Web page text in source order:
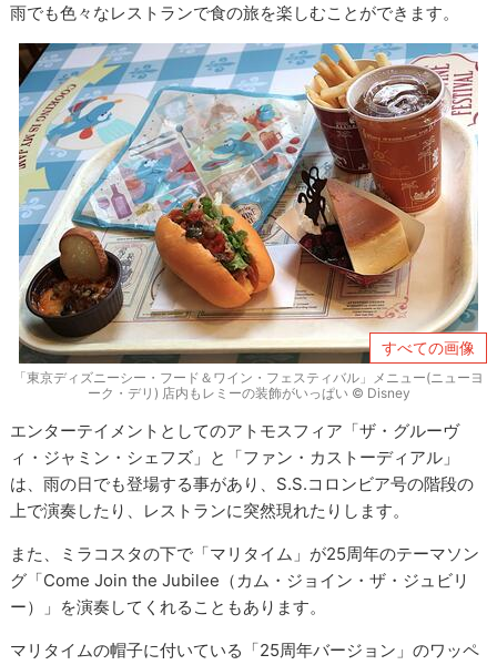
雨でも色々なレストランで食の旅を楽しむことができます。
すべての画像
「東京ディズニーシー・フード＆ワイン・フェスティバル」メニュー(ニューヨ
ーク・デリ) 店内もレミーの装飾がいっぱい © Disney
エンターテイメントとしてのアトモスフィア「ザ・グルーヴ
ィ・ジャミン・シェフズ」と「ファン・カストーディアル」
は、雨の日でも登場する事があり、S.S.コロンビア号の階段の
上で演奏したり、レストランに突然現れたりします。
また、ミラコスタの下で「マリタイム」が25周年のテーマソン
グ「Come Join the Jubilee（カム・ジョイン・ザ・ジュビリ
ー）」を演奏してくれることもあります。
マリタイムの帽子に付いている「25周年バージョン」のワッペ